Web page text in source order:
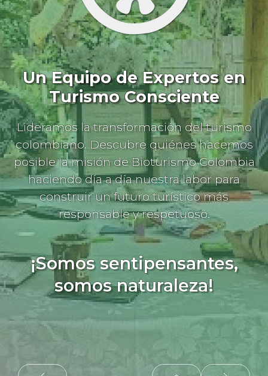
Un Equipo de Expertos en
Turismo Consciente
Lideramos la transformación del turismo
colombiano. Descubre quiénes hacemos
posible la misión de Bioturismo Colombia
haciendo día a día nuestra labor para
construir un futuro turístico más
responsable y respetuoso.
¡Somos sentipensantes,
somos naturaleza!